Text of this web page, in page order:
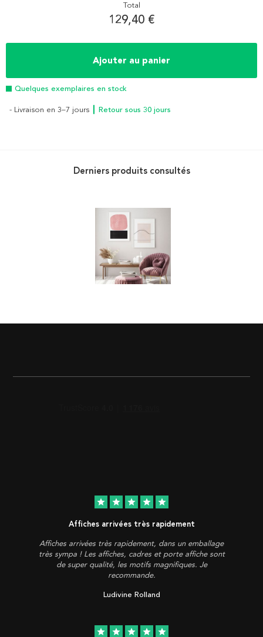
Total
129,40 €
Ajouter au panier
Quelques exemplaires en stock
- Livraison en 3–7 jours ┃ Retour sous 30 jours
Derniers produits consultés
star star star star star
Affiches arrivées très rapidement
Affiches arrivées très rapidement, dans un emballage
très sympa ! Les affiches, cadres et porte affiche sont
de super qualité, les motifs magnifiques. Je
recommande.
Ludivine Rolland
star star star star star